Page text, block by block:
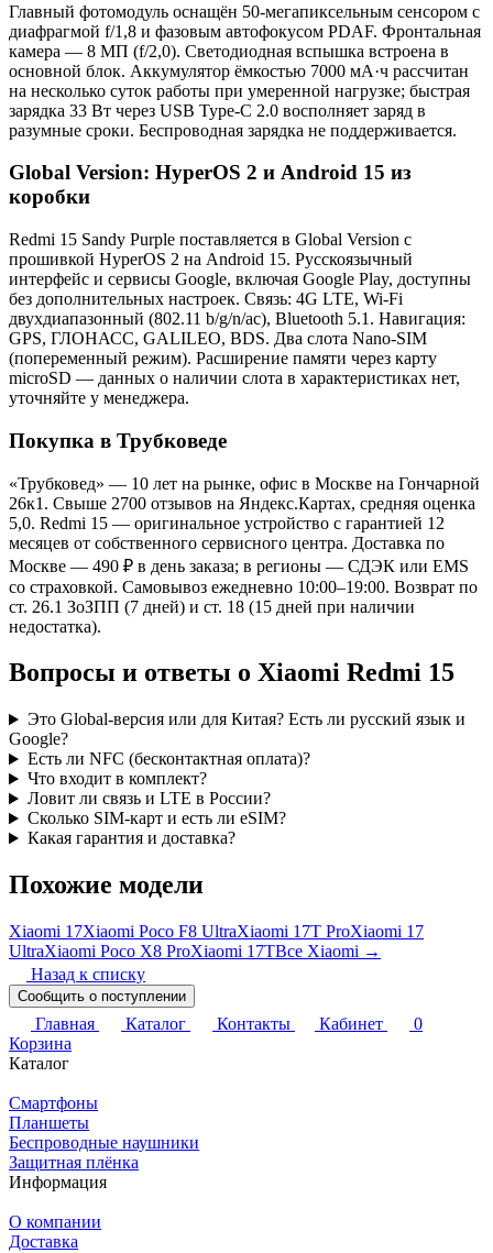
Главный фотомодуль оснащён 50-мегапиксельным сенсором с
диафрагмой f/1,8 и фазовым автофокусом PDAF. Фронтальная
камера — 8 МП (f/2,0). Светодиодная вспышка встроена в
основной блок. Аккумулятор ёмкостью 7000 мА·ч рассчитан
на несколько суток работы при умеренной нагрузке; быстрая
зарядка 33 Вт через USB Type-C 2.0 восполняет заряд в
разумные сроки. Беспроводная зарядка не поддерживается.
Global Version: HyperOS 2 и Android 15 из
коробки
Redmi 15 Sandy Purple поставляется в Global Version с
прошивкой HyperOS 2 на Android 15. Русскоязычный
интерфейс и сервисы Google, включая Google Play, доступны
без дополнительных настроек. Связь: 4G LTE, Wi-Fi
двухдиапазонный (802.11 b/g/n/ac), Bluetooth 5.1. Навигация:
GPS, ГЛОНАСС, GALILEO, BDS. Два слота Nano-SIM
(попеременный режим). Расширение памяти через карту
microSD — данных о наличии слота в характеристиках нет,
уточняйте у менеджера.
Покупка в Трубковеде
«Трубковед» — 10 лет на рынке, офис в Москве на Гончарной
26к1. Свыше 2700 отзывов на Яндекс.Картах, средняя оценка
5,0. Redmi 15 — оригинальное устройство с гарантией 12
месяцев от собственного сервисного центра. Доставка по
Москве — 490 ₽ в день заказа; в регионы — СДЭК или EMS
со страховкой. Самовывоз ежедневно 10:00–19:00. Возврат по
ст. 26.1 ЗоЗПП (7 дней) и ст. 18 (15 дней при наличии
недостатка).
Вопросы и ответы о Xiaomi Redmi 15
Это Global-версия или для Китая? Есть ли русский язык и
Google?
Есть ли NFC (бесконтактная оплата)?
Что входит в комплект?
Ловит ли связь и LTE в России?
Сколько SIM-карт и есть ли eSIM?
Какая гарантия и доставка?
Похожие модели
Xiaomi 17Xiaomi Poco F8 UltraXiaomi 17T ProXiaomi 17
UltraXiaomi Poco X8 ProXiaomi 17TВсе Xiaomi →
Назад к списку
Сообщить о поступлении
Главная Каталог Контакты Кабинет
0
Корзина
Каталог
Смартфоны
Планшеты
Беспроводные наушники
Защитная плёнка
Информация
О компании
Доставка